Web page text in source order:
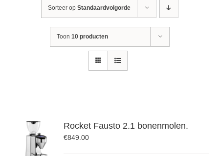
Sorteer op Standaardvolgorde
Toon 10 producten
Rocket Fausto 2.1 bonenmolen.
€849.00